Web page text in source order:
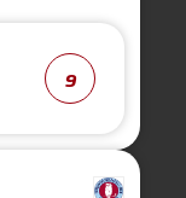
9